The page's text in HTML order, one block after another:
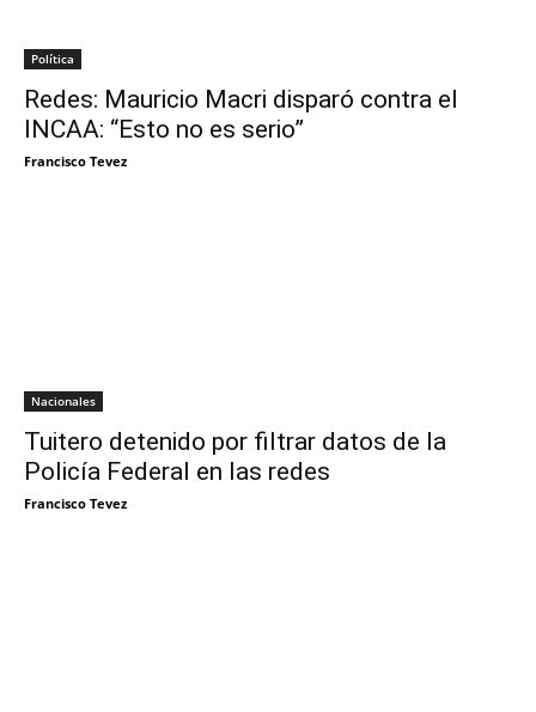
Política
Redes: Mauricio Macri disparó contra el
INCAA: “Esto no es serio”
Francisco Tevez
Nacionales
Tuitero detenido por filtrar datos de la
Policía Federal en las redes
Francisco Tevez